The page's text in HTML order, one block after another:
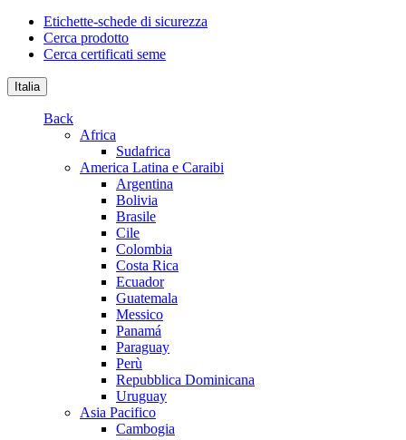
Etichette-schede di sicurezza
Cerca prodotto
Cerca certificati seme
Italia
Back
Africa
Sudafrica
America Latina e Caraibi
Argentina
Bolivia
Brasile
Cile
Colombia
Costa Rica
Ecuador
Guatemala
Messico
Panamá
Paraguay
Perù
Repubblica Dominicana
Uruguay
Asia Pacifico
Cambogia